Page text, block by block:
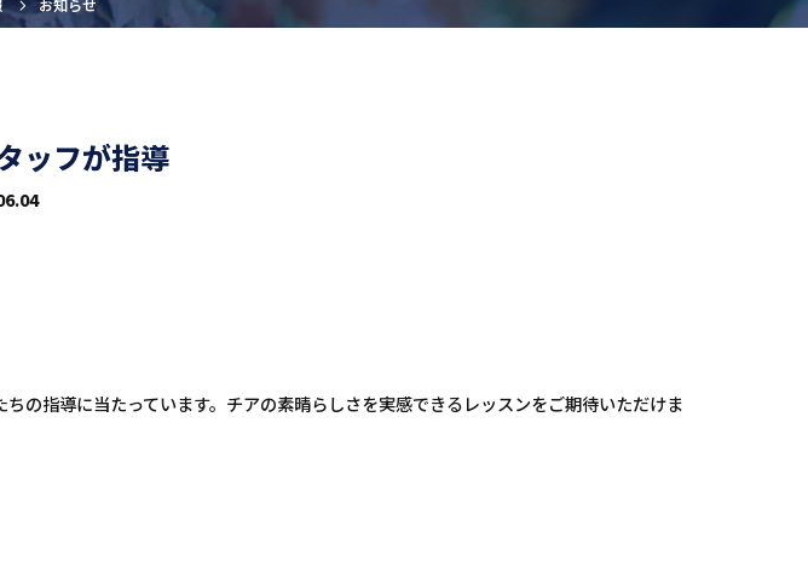
お知らせ
ッフが指導
の指導に当たっています。チアの素晴らしさを実感できるレッスンをご期待いただけま